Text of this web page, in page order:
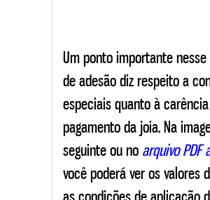
Um ponto importante
de adesão diz respeito a
especiais quanto à
pagamento da joia. Na
seguinte ou no arquivo PDF
você poderá ver os valores